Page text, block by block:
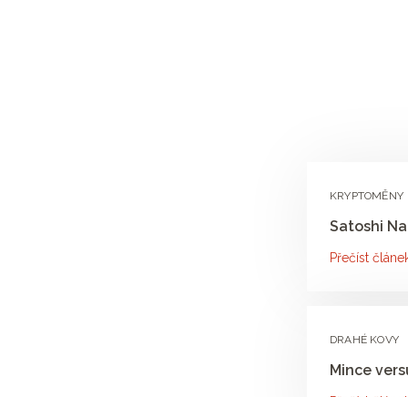
KRYPTOMĚNY
Satoshi
Přečíst
DRAHÉ KOVY
Mince